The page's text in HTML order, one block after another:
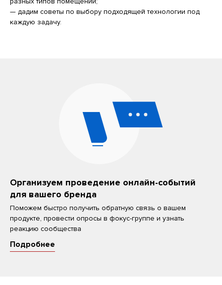
— дадим советы по выбору подходящей технологии под
каждую задачу.
Организуем проведение онлайн-событий
для вашего бренда
Поможем быстро получить обратную связь о вашем
продукте, провести опросы в фокус-группе и узнать
реакцию сообщества
Подробнее